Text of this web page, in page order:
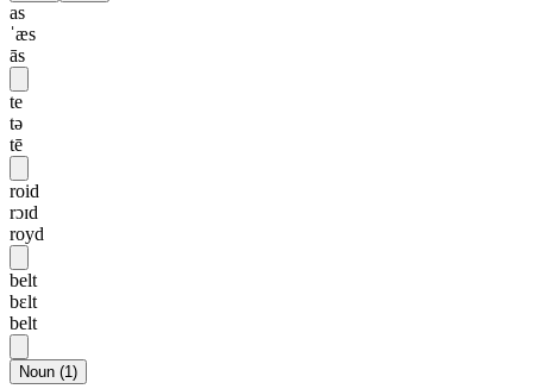
as
ˈæs
ās
te
tə
tē
roid
rɔɪd
royd
belt
bɛlt
belt
Noun (1)